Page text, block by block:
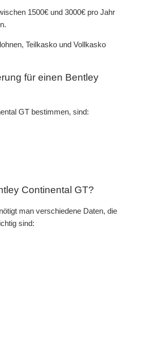
1500€ und 3000€ pro Jahr
Teilkasko und Vollkasko
für einen Bentley
GT bestimmen, sind:
Continental GT?
man verschiedene Daten, die
sind: